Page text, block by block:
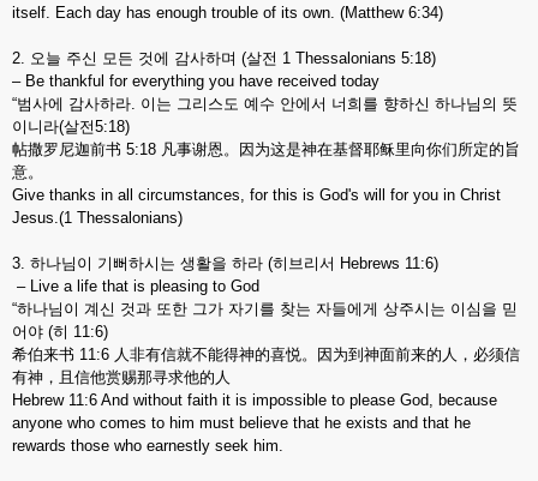
itself. Each day has enough trouble of its own. (Matthew 6:34)
2. 오늘 주신 모든 것에 감사하며 (살전 1 Thessalonians 5:18)
– Be thankful for everything you have received today
“범사에 감사하라. 이는 그리스도 예수 안에서 너희를 향하신 하나님의 뜻
이니라(살전5:18)
帖撒罗尼迦前书 5:18 凡事谢恩。因为这是神在基督耶稣里向你们所定的旨
意。
Give thanks in all circumstances, for this is God's will for you in Christ
Jesus.(1 Thessalonians)
3. 하나님이 기뻐하시는 생활을 하라 (히브리서 Hebrews 11:6)
– Live a life that is pleasing to God
“하나님이 계신 것과 또한 그가 자기를 찾는 자들에게 상주시는 이심을 믿
어야 (히 11:6)
希伯来书 11:6 人非有信就不能得神的喜悦。因为到神面前来的人，必须信
有神，且信他赏赐那寻求他的人
Hebrew 11:6 And without faith it is impossible to please God, because
anyone who comes to him must believe that he exists and that he
rewards those who earnestly seek him.